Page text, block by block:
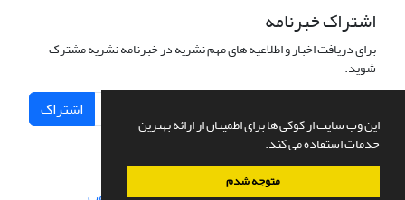
این وب سایت از کوکی ها برای اطمینان از ارائه بهترین
خدمات استفاده می کند.
متوجه شدم
اشتراک خبرنامه
برای دریافت اخبار و اطلاعیه های مهم نشریه در خبرنامه نشریه مشترک
شوید.
اشتراک